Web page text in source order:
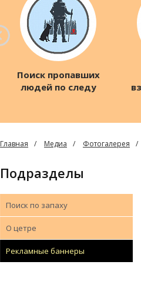
Поиск пропавших
людей по следу
Главная Медиа Фотогалерея
Подразделы
Поиск по запаху
О цетре
Рекламные баннеры